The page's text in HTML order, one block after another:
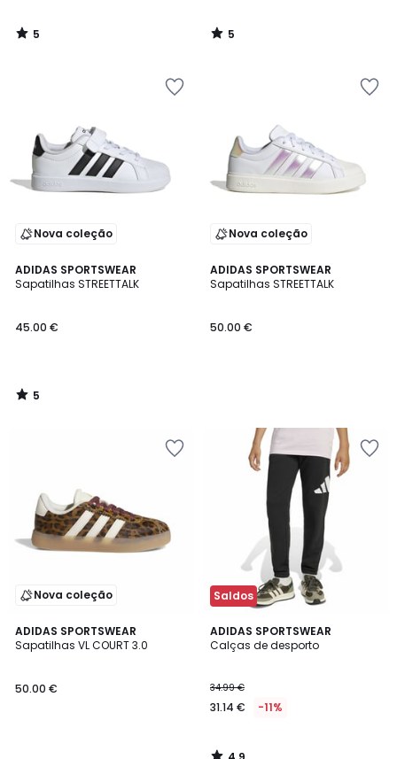
5
/
5
/
Nova coleção
ADIDAS SPORTSWEAR
Sapatilhas STREETTALK
45.00 €
5
/
5
/
Nova coleção
ADIDAS SPORTSWEAR
Sapatilhas STREETTALK
50.00 €
Nova coleção
ADIDAS SPORTSWEAR
Sapatilhas VL COURT 3.0
50.00 €
Saldos
ADIDAS SPORTSWEAR
Calças de desporto
34.99 €
31.14 € -11%
4,9
/ 5